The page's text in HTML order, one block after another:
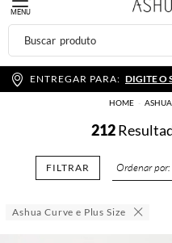
MENU
ENTREGAR PARA: DIGITE O
HOME ASHUA
212
FILTRAR
Ashua Curve e Plus Size